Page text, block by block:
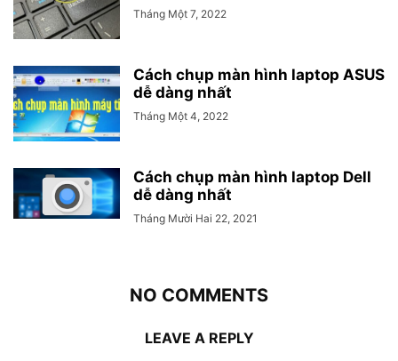
Tháng Một 7, 2022
Cách chụp màn hình laptop ASUS
dễ dàng nhất
Tháng Một 4, 2022
Cách chụp màn hình laptop Dell
dễ dàng nhất
Tháng Mười Hai 22, 2021
NO COMMENTS
LEAVE A REPLY